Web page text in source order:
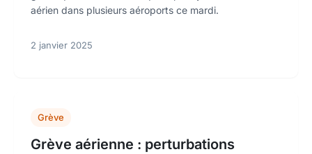
aérien dans plusieurs aéroports ce mardi.
2 janvier 2025
Grève
Grève aérienne : perturbations